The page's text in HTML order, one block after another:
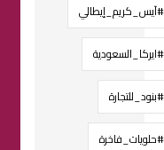
#آيس_كريم_إيطالي
#ايركا_السعودية
#بنود_للتجارة
#حلويات_فاخرة